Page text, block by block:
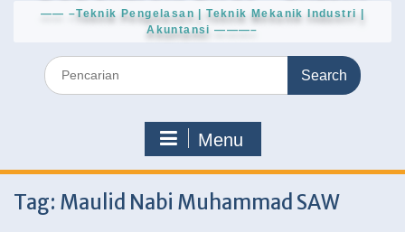
—— –Teknik Pengelasan | Teknik Mekanik Industri |
Akuntansi ———–
Search
for:
Menu
Tag: Maulid Nabi Muhammad SAW